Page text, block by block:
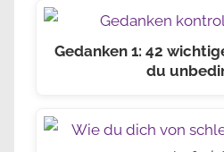
Gedanken 1: 42
du